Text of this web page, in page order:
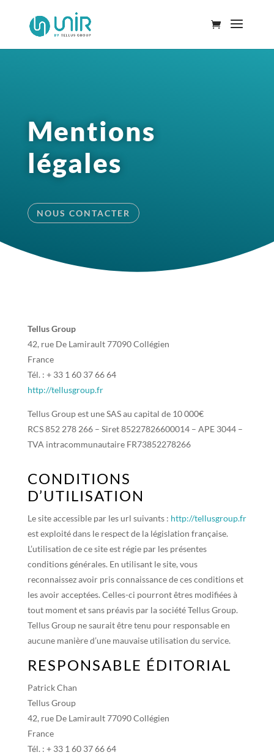
Mentions
légales
NOUS CONTACTER
Tellus Group
42, rue De Lamirault 77090 Collégien
France
Tél. : + 33 1 60 37 66 64
http://tellusgroup.fr
Tellus Group est une SAS au capital de 10 000€
RCS 852 278 266 – Siret 85227826600014 – APE 3044 –
TVA intracommunautaire FR73852278266
CONDITIONS
D’UTILISATION
Le site accessible par les url suivants : http://tellusgroup.fr
est exploité dans le respect de la législation française.
L’utilisation de ce site est régie par les présentes
conditions générales. En utilisant le site, vous
reconnaissez avoir pris connaissance de ces conditions et
les avoir acceptées. Celles-ci pourront êtres modifiées à
tout moment et sans préavis par la société Tellus Group.
Tellus Group ne saurait être tenu pour responsable en
aucune manière d’une mauvaise utilisation du service.
RESPONSABLE ÉDITORIAL
Patrick Chan
Tellus Group
42, rue De Lamirault 77090 Collégien
France
Tél. : + 33 1 60 37 66 64